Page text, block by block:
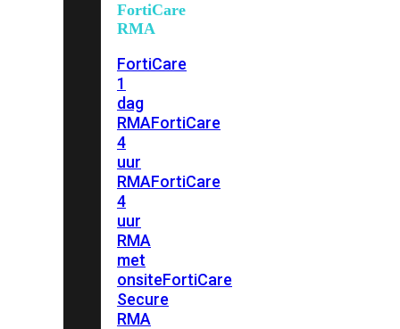
FortiCare
RMA
FortiCare
1
dag
RMAFortiCare
4
uur
RMAFortiCare
4
uur
RMA
met
onsiteFortiCare
Secure
RMA